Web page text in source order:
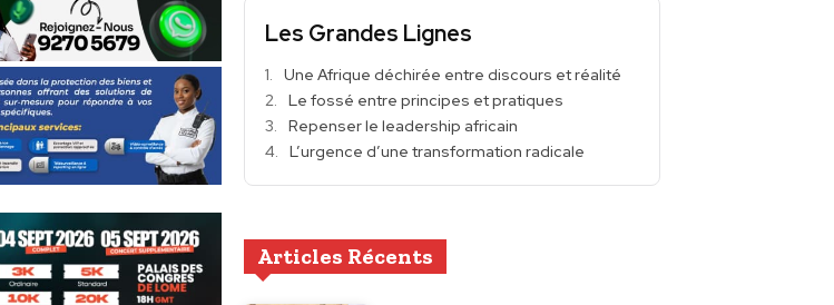
Les Grandes Lignes
Une Afrique déchirée entre discours et réalité
Le fossé entre principes et pratiques
Repenser le leadership africain
L’urgence d’une transformation radicale
Articles Récents